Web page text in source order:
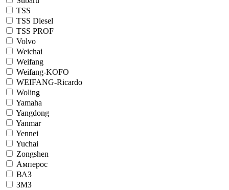
TSS
TSS Diesel
TSS PROF
Volvo
Weichai
Weifang
Weifang-KOFO
WEIFANG-Ricardo
Woling
Yamaha
Yangdong
Yanmar
Yennei
Yuchai
Zongshen
Амперос
ВАЗ
ЗМЗ